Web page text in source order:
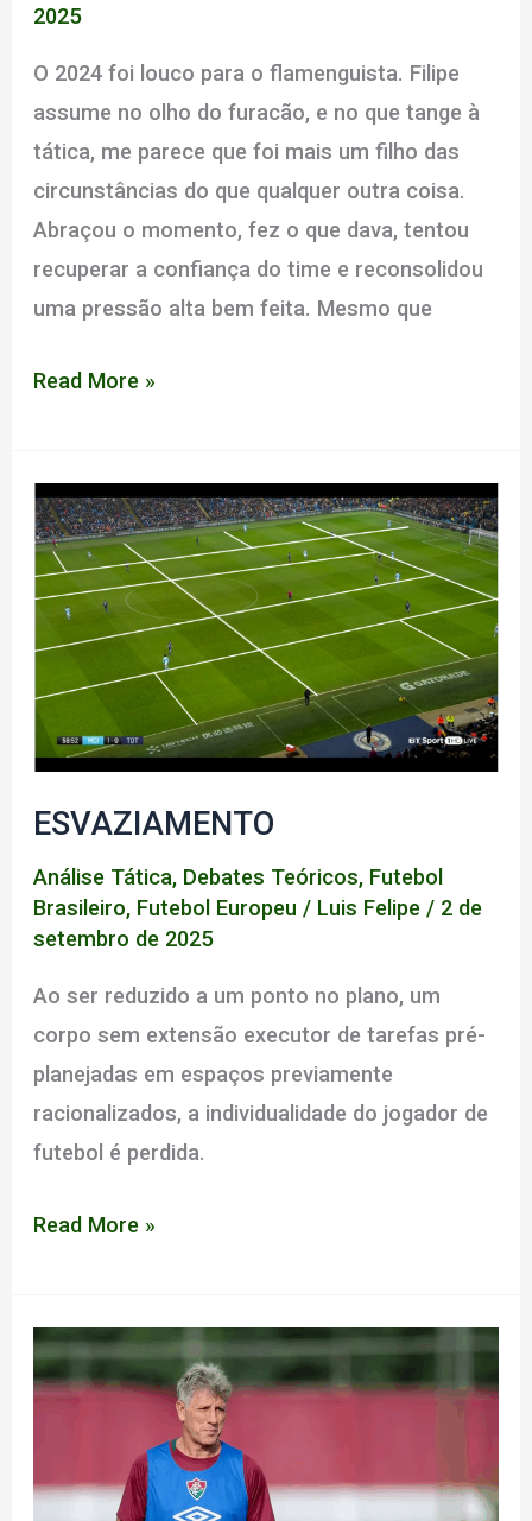
2025
O 2024 foi louco para o flamenguista. Filipe
assume no olho do furacão, e no que tange à
tática, me parece que foi mais um filho das
circunstâncias do que qualquer outra coisa.
Abraçou o momento, fez o que dava, tentou
recuperar a confiança do time e reconsolidou
uma pressão alta bem feita. Mesmo que
Um
Read More »
ESVAZIAMENTO
Análise Tática, Debates Teóricos, Futebol
Brasileiro, Futebol Europeu / Luis Felipe / 2 de
setembro de 2025
Ao ser reduzido a um ponto no plano, um
corpo sem extensão executor de tarefas pré-
planejadas em espaços previamente
racionalizados, a individualidade do jogador de
futebol é perdida.
ESVAZIAMENTO
Read More »